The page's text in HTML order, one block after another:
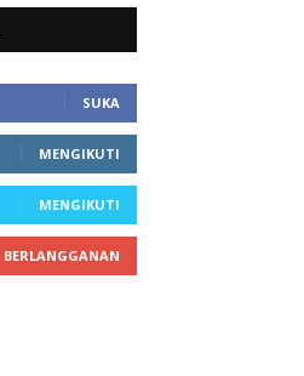
SUKA
MENGIKUTI
MENGIKUTI
BERLANGGANAN